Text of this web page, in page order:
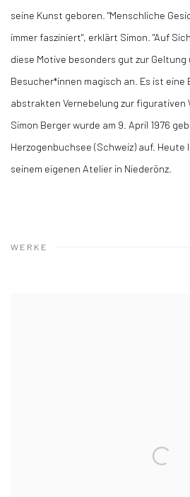
seine Kunst geboren. "Menschliche
immer fasziniert", erklärt Simon. "Auf
diese Motive besonders gut zur Geltung
Besucher*innen magisch an. Es ist
abstrakten Vernebelung zur figurativen
Simon Berger wurde am 9. April 1976
Herzogenbuchsee (Schweiz) auf.
seinem eigenen Atelier in Niederönz.
WERKE